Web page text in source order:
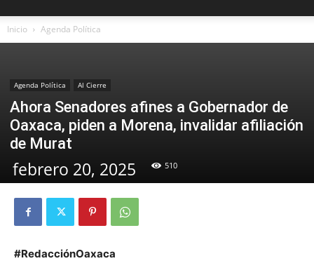
Inicio Agenda Política
Agenda Política Al Cierre
Ahora Senadores afines a Gobernador de
Oaxaca, piden a Morena, invalidar afiliación
de Murat
febrero 20, 2025 510
#RedacciónOaxaca